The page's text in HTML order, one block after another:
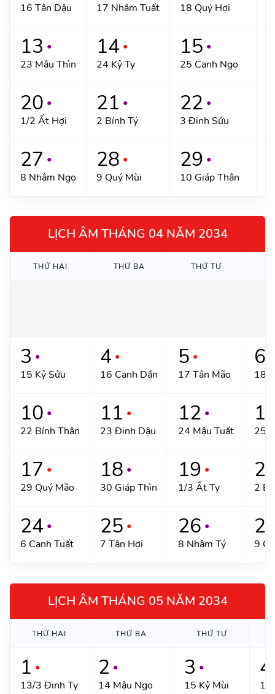
16 Tân Dậu 17 Nhâm Tuất 18 Quý Hợi
13 ●
23 Mậu Thìn
14 ●
24 Kỷ Tỵ
15 ●
25 Canh Ngọ
20 ●
1/2 Ất Hợi
21 ●
2 Bính Tý
22 ●
3 Đinh Sửu
27 ●
8 Nhâm Ngọ
28 ●
9 Quý Mùi
29 ●
10 Giáp Thân
LỊCH ÂM THÁNG 04 NĂM 2034
THỨ HAI THỨ BA THỨ TƯ
3 ●
15 Kỷ Sửu
4 ●
16 Canh Dần
5 ●
17 Tân Mão
6
18
10 ●
22 Bính Thân
11 ●
23 Đinh Dậu
12 ●
24 Mậu Tuất 25
17 ●
29 Quý Mão
18 ●
30 Giáp Thìn
19 ●
1/3 Ất Tỵ 2
24 ●
6 Canh Tuất
25 ●
7 Tân Hợi
26 ●
8 Nhâm Tý 9
LỊCH ÂM THÁNG 05 NĂM 2034
THỨ HAI THỨ BA THỨ TƯ
1 ●
13/3 Đinh Tỵ
2 ●
14 Mậu Ngọ
3 ●
15 Kỷ Mùi
4
16